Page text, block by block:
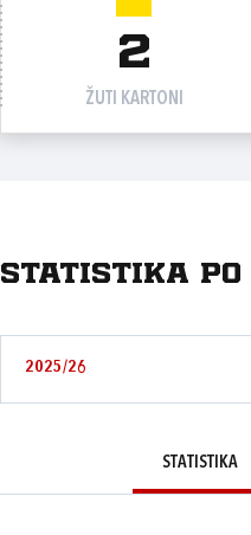
2
ŽUTI KARTONI
Statistika po
2025/26
STATISTIKA